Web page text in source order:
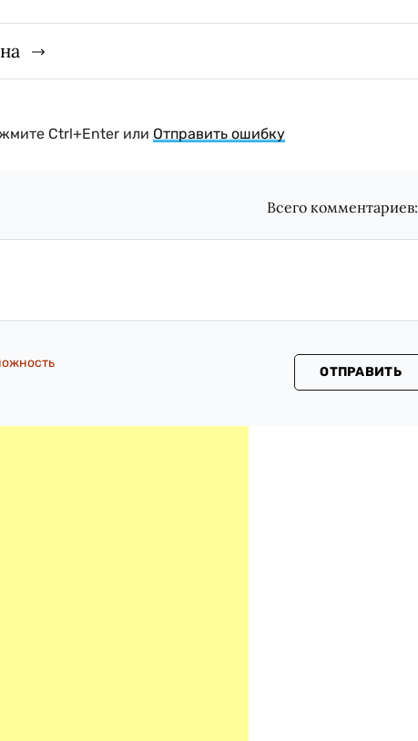
Ctrl+Enter или Отправить ошибку
Всего комментариев:
ОТПРАВИТЬ